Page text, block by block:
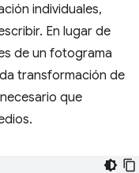
individuales,
En lugar de
de un fotograma
transformación de
que